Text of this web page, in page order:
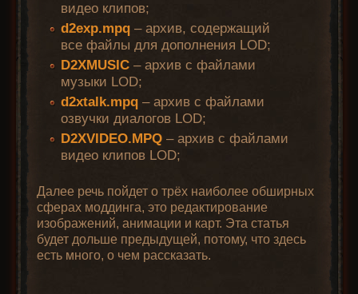
видео клипов;
d2exp.mpq – архив, содержащий
все файлы для дополнения LOD;
D2XMUSIC – архив с файлами
музыки LOD;
d2xtalk.mpq – архив с файлами
озвучки диалогов LOD;
D2XVIDEO.MPQ – архив с файлами
видео клипов LOD;
Далее речь пойдет о трёх наиболее обширных
сферах моддинга, это редактирование
изображений, анимации и карт. Эта статья
будет дольше предыдущей, потому, что здесь
есть много, о чем рассказать.